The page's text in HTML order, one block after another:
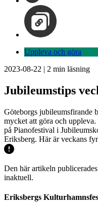
Uppleva och göra
2023-08-22 | 2 min läsning
Jubileumstips
Göteborgs jubileumsfirande
mycket att göra och
på Pianofestival i
Eriksberg. Här är veckans
Den här artikeln publicerades
inaktuell.
Eriksbergs